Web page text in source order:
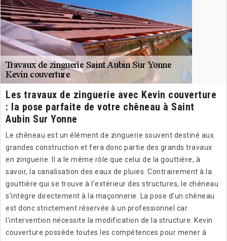
Les travaux de zinguerie avec Kevin couverture
: la pose parfaite de votre chêneau à Saint
Aubin Sur Yonne
Le chêneau est un élément de zinguerie souvent destiné aux
grandes construction et fera donc partie des grands travaux
en zinguerie. Il a le même rôle que celui de la gouttière, à
savoir, la canalisation des eaux de pluies. Contrairement à la
gouttière qui se trouve à l’extérieur des structures, le chéneau
s’intègre directement à la maçonnerie. La pose d’un chêneau
est donc strictement réservée à un professionnel car
l’intervention nécessite la modification de la structure. Kevin
couverture possède toutes les compétences pour mener à